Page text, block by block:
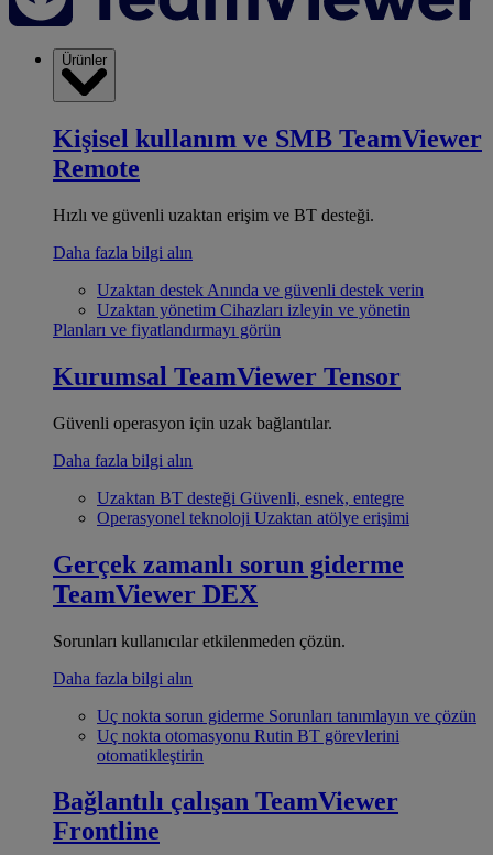
Ürünler
Kişisel kullanım ve SMB TeamViewer
Remote
Hızlı ve güvenli uzaktan erişim ve BT desteği.
Daha fazla bilgi alın
Uzaktan destek Anında ve güvenli destek verin
Uzaktan yönetim Cihazları izleyin ve yönetin
Planları ve fiyatlandırmayı görün
Kurumsal TeamViewer Tensor
Güvenli operasyon için uzak bağlantılar.
Daha fazla bilgi alın
Uzaktan BT desteği Güvenli, esnek, entegre
Operasyonel teknoloji Uzaktan atölye erişimi
Gerçek zamanlı sorun giderme
TeamViewer DEX
Sorunları kullanıcılar etkilenmeden çözün.
Daha fazla bilgi alın
Uç nokta sorun giderme Sorunları tanımlayın ve çözün
Uç nokta otomasyonu Rutin BT görevlerini
otomatikleştirin
Bağlantılı çalışan TeamViewer
Frontline